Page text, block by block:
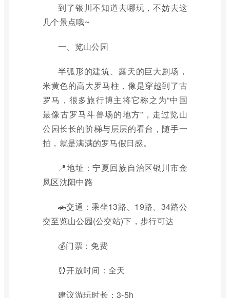
到了银川不知道去哪玩，不妨去这
几个景点哦~
一、览山公园
半弧形的建筑、露天的巨大剧场，
米黄色的高大罗马柱，像是穿越到了古
罗马，很多旅行博主将它称之为“中国
最像古罗马斗兽场的地方”，走过览山
公园长长的阶梯与层层的看台，随手一
拍，就是满满的罗马假日感。
📍地址：宁夏回族自治区银川市金
凤区沈阳中路‎
🚗交通：乘坐13路、19路、34路公
交至览山公园(公交站)下，步行可达
💰门票：免费
⏰开放时间：全天
建议游玩时长：3-5h